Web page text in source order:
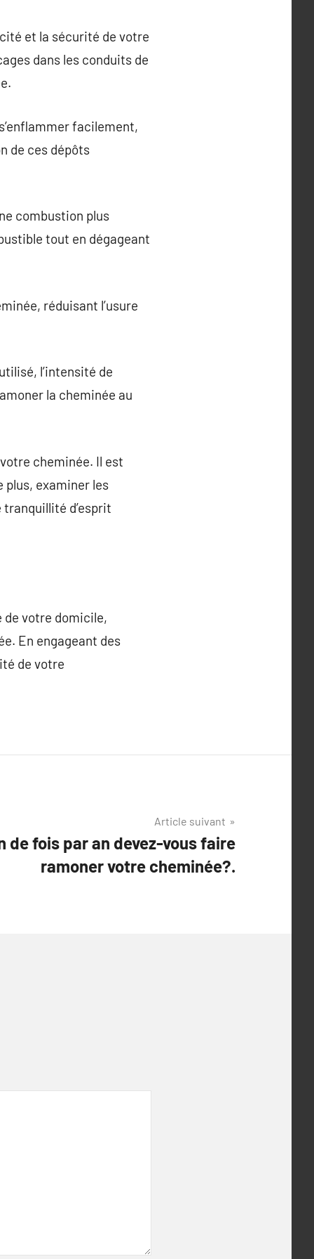
et la sécurité de votre
dans les conduits de
facilement,
de ces dépôts
combustion plus
tout en dégageant
réduisant l’usure
l’intensité de
la cheminée au
cheminée. Il est
examiner les
d’esprit
de votre domicile,
En engageant des
de votre
Article suivant
de fois par an devez-vous faire
ramoner votre cheminée?.